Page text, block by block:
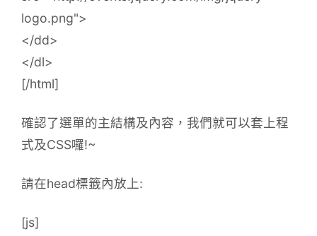
logo.png">
</dd>
</dl>
[/html]
確認了選單的主結構及內容，我們就可以套上程
式及CSS囉!~
請在head標籤內放上:
[js]